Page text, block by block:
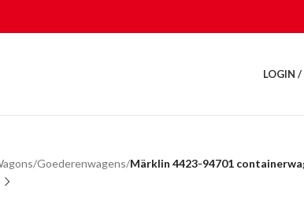
LOGIN /
/Goederenwagens/Märklin 4423-94701